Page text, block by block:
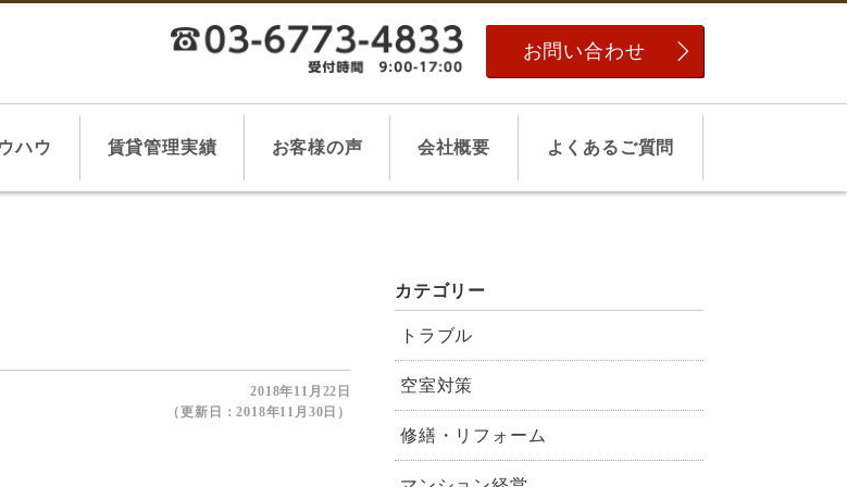
お問い合わせ
ハウ 賃貸管理実績 お客様の声 会社概要 よくあるご質問
2018年11月22日
（更新日：2018年11月30日）
カテゴリー
トラブル
空室対策
修繕・リフォーム